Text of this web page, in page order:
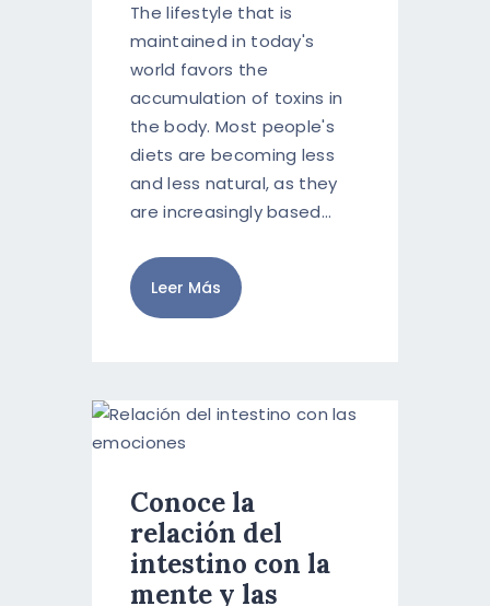
The lifestyle that is
maintained in today's
world favors the
accumulation of toxins in
the body. Most people's
diets are becoming less
and less natural, as they
are increasingly based…
Leer Más
Conoce la
relación del
intestino con la
mente y las